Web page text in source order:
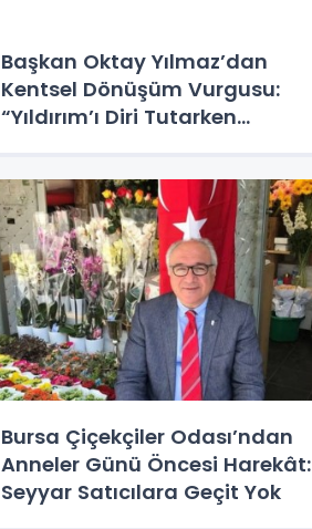
Başkan Oktay Yılmaz’dan
Kentsel Dönüşüm Vurgusu:
“Yıldırım’ı Diri Tutarken
Bursa Çiçekçiler Odası’ndan
Anneler Günü Öncesi Harekât:
Seyyar Satıcılara Geçit Yok